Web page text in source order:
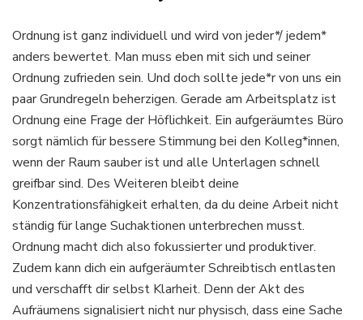
Ordnung ist ganz individuell und wird von jeder*/ jedem*
anders bewertet. Man muss eben mit sich und seiner
Ordnung zufrieden sein. Und doch sollte jede*r von uns ein
paar Grundregeln beherzigen. Gerade am Arbeitsplatz ist
Ordnung eine Frage der Höflichkeit. Ein aufgeräumtes Büro
sorgt nämlich für bessere Stimmung bei den Kolleg*innen,
wenn der Raum sauber ist und alle Unterlagen schnell
greifbar sind. Des Weiteren bleibt deine
Konzentrationsfähigkeit erhalten, da du deine Arbeit nicht
ständig für lange Suchaktionen unterbrechen musst.
Ordnung macht dich also fokussierter und produktiver.
Zudem kann dich ein aufgeräumter Schreibtisch entlasten
und verschafft dir selbst Klarheit. Denn der Akt des
Aufräumens signalisiert nicht nur physisch, dass eine Sache